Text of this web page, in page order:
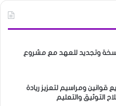
وتجديد للعهد مع مشروع
ومراسيم لتعزيز ريادة
التوثيق والتعليم